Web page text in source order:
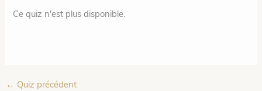
Ce quiz n'est plus disponible.
← Quiz précédent